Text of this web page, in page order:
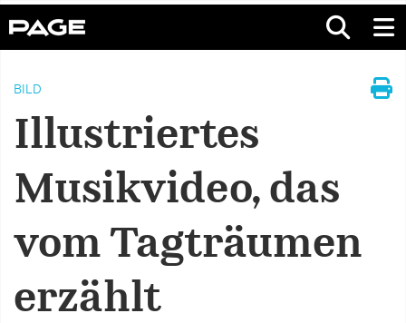
BILD
Illustriertes
Musikvideo, das
vom Tagträumen
erzählt